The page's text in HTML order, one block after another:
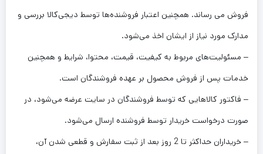
فروش می رساند. همچنین اعتبار فروشنده‌ها توسط دیجی‌کالا بررسی و
مدارک مورد نیاز از ایشان اخذ می‌شود.
– مسئولیت‌های مربوط به کیفیت، قیمت، محتوا، شرایط و همچنین
خدمات پس از فروش محصول بر عهده فروشندگان است.
– فاکتور کالاهایی که توسط فروشندگان در سایت عرضه می‌شود، در
صورت درخواست خریدار توسط فروشنده ارسال می‌شود.
– خریداران حداکثر تا 2 روز بعد از ثبت سفارش و قطعی شدن آن،